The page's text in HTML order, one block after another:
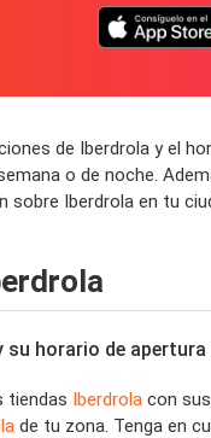
de Iberdrola y el
o de noche.
Iberdrola en tu
su horario de
tiendas Iberdrola con
de tu zona. Tenga en